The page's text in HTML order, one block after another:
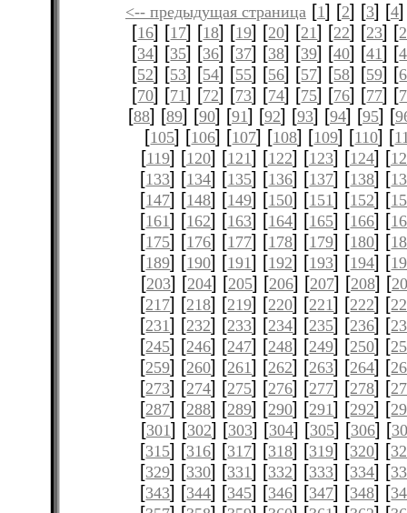
<-- предыдущая страница [1] [2] [3] [4
[16] [17] [18] [19] [20] [21] [22] [23] [
[34] [35] [36] [37] [38] [39] [40] [41] [
[52] [53] [54] [55] [56] [57] [58] [59] [
[70] [71] [72] [73] [74] [75] [76] [77] [
[88] [89] [90] [91] [92] [93] [94] [95] [
[105] [106] [107] [108] [109] [110] [
[119] [120] [121] [122] [123] [124] [
[133] [134] [135] [136] [137] [138] [
[147] [148] [149] [150] [151] [152] [
[161] [162] [163] [164] [165] [166] [
[175] [176] [177] [178] [179] [180] [
[189] [190] [191] [192] [193] [194] [
[203] [204] [205] [206] [207] [208] [
[217] [218] [219] [220] [221] [222] [
[231] [232] [233] [234] [235] [236] [
[245] [246] [247] [248] [249] [250] [
[259] [260] [261] [262] [263] [264] [
[273] [274] [275] [276] [277] [278] [
[287] [288] [289] [290] [291] [292] [
[301] [302] [303] [304] [305] [306] [
[315] [316] [317] [318] [319] [320] [
[329] [330] [331] [332] [333] [334] [
[343] [344] [345] [346] [347] [348] [